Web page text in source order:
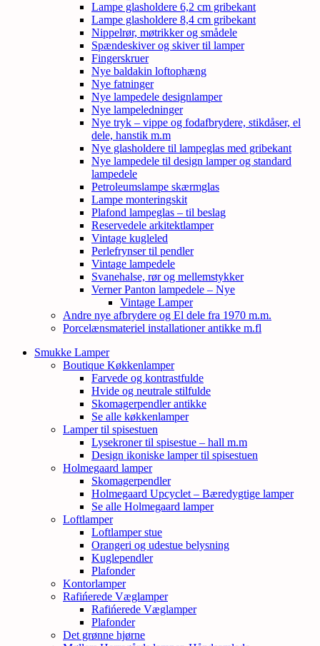
Lampe glasholdere 6,2 cm gribekant
Lampe glasholdere 8,4 cm gribekant
Nippelrør, møtrikker og smådele
Spændeskiver og skiver til lamper
Fingerskruer
Nye baldakin loftophæng
Nye fatninger
Nye lampedele designlamper
Nye lampeledninger
Nye tryk – vippe og fodafbrydere, stikdåser, el
dele, hanstik m.m
Nye glasholdere til lampeglas med gribekant
Nye lampedele til design lamper og standard
lampedele
Petroleumslampe skærmglas
Lampe monteringskit
Plafond lampeglas – til beslag
Reservedele arkitektlamper
Vintage kugleled
Perlefrynser til pendler
Vintage lampedele
Svanehalse, rør og mellemstykker
Verner Panton lampedele – Nye
Vintage Lamper
Andre nye afbrydere og El dele fra 1970 m.m.
Porcelænsmateriel installationer antikke m.fl
Smukke Lamper
Boutique Køkkenlamper
Farvede og kontrastfulde
Hvide og neutrale stilfulde
Skomagerpendler antikke
Se alle køkkenlamper
Lamper til spisestuen
Lysekroner til spisestue – hall m.m
Design ikoniske lamper til spisestuen
Holmegaard lamper
Skomagerpendler
Holmegaard Upcyclet – Bæredygtige lamper
Se alle Holmegaard lamper
Loftlamper
Loftlamper stue
Orangeri og udestue belysning
Kuglependler
Plafonder
Kontorlamper
Rafińerede Væglamper
Rafińerede Væglamper
Plafonder
Det grønne hjørne